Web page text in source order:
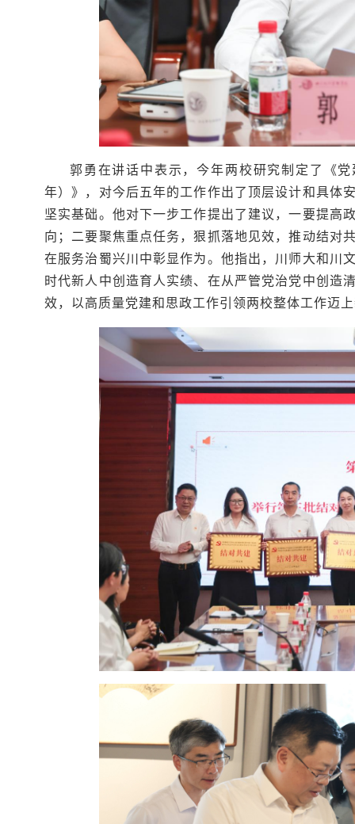
郭勇在讲话中表示，今年两校研究制定了《
年）》，对今后五年的工作作出了顶层设计和具体
坚实基础。他对下一步工作提出了建议，一要提高
向；二要聚焦重点任务，狠抓落地见效，推动结对
在服务治蜀兴川中彰显作为。他指出，川师大和川
时代新人中创造育人实绩、在从严管党治党中创造
效，以高质量党建和思政工作引领两校整体工作迈